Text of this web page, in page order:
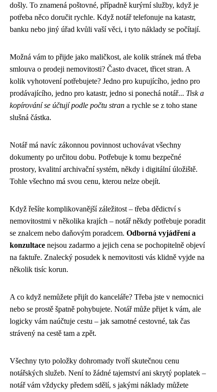
došly. To znamená poštovné, případně kurýrní služby, když je
potřeba něco doručit rychle. Když notář telefonuje na katastr,
banku nebo jiný úřad kvůli vaší věci, i tyto náklady se počítají.
Možná vám to přijde jako maličkost, ale kolik stránek má třeba
smlouva o prodeji nemovitosti? Často dvacet, třicet stran. A
kolik vyhotovení potřebujete? Jedno pro kupujícího, jedno pro
prodávajícího, jedno pro katastr, jedno si ponechá notář... Tisk a
kopírování se účtují podle počtu stran a rychle se z toho stane
slušná částka.
Notář má navíc zákonnou povinnost uchovávat všechny
dokumenty po určitou dobu. Potřebuje k tomu bezpečné
prostory, kvalitní archivační systém, někdy i digitální úložiště.
Tohle všechno má svou cenu, kterou nelze obejít.
Když řešíte komplikovanější záležitost – třeba dědictví s
nemovitostmi v několika krajích – notář někdy potřebuje poradit
se znalcem nebo daňovým poradcem. Odborná vyjádření a
konzultace nejsou zadarmo a jejich cena se pochopitelně objeví
na faktuře. Znalecký posudek k nemovitosti vás klidně vyjde na
několik tisíc korun.
A co když nemůžete přijít do kanceláře? Třeba jste v nemocnici
nebo se prostě špatně pohybujete. Notář může přijet k vám, ale
logicky vám naúčtuje cestu – jak samotné cestovné, tak čas
strávený na cestě tam a zpět.
Všechny tyto položky dohromady tvoří skutečnou cenu
notářských služeb. Není to žádné tajemství ani skrytý poplatek –
notář vám vždycky předem sdělí, s jakými náklady můžete